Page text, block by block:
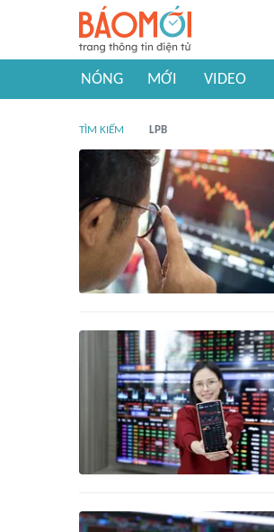
NÓNG MỚI VIDEO
TÌM KIẾM LPB